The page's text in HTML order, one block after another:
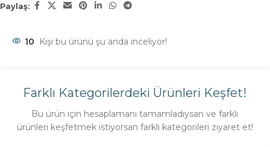
Paylaş:
10 Kişi bu ürünü şu anda inceliyor!
Farklı Kategorilerdeki Ürünleri Keşfet!
Bu ürün için hesaplamanı tamamladıysan ve farklı
ürünleri keşfetmek istiyorsan farklı kategorileri ziyaret et!